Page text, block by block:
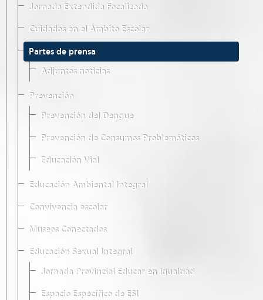
Jornada Extendida Focalizada
Cuidados en el Ámbito Escolar
Partes de prensa
Adjuntos noticias
Prevención
Prevención del Dengue
Prevención de Consumos Problemáticos
Educación Vial
Educación Ambiental Integral
Convivencia escolar
Museos Conectados
Educación Sexual Integral
Jornada Provincial Educar en Igualdad
Espacio Específico de ESI